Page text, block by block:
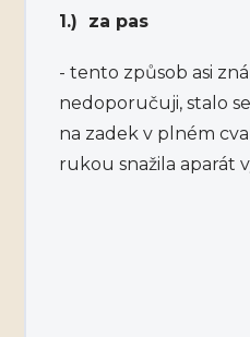
1.) za pas
- tento způsob asi
nedoporučuji, stalo
na zadek v plném
rukou snažila aparát